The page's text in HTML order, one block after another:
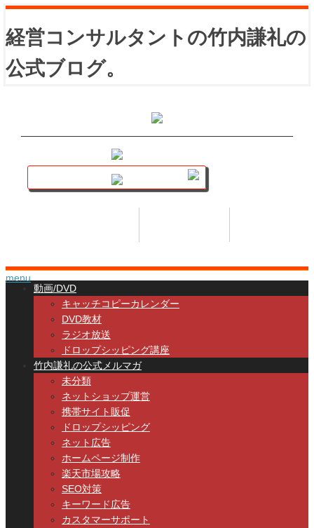
経営コンサルタントの竹内謙礼の
公式ブログ。
menu
動画/DVD
キャッチコピーカレンダー
DVD教材
ラジオ放送
ドロップシッピング講座
竹内謙礼の公式メルマガ
未分類
ネットショップ運営
携帯サイト販促
ドロップシッピング
ネット広告
ホームページ制作
楽天市場攻略
SEO対策
キーワード広告
カスタマーサポート